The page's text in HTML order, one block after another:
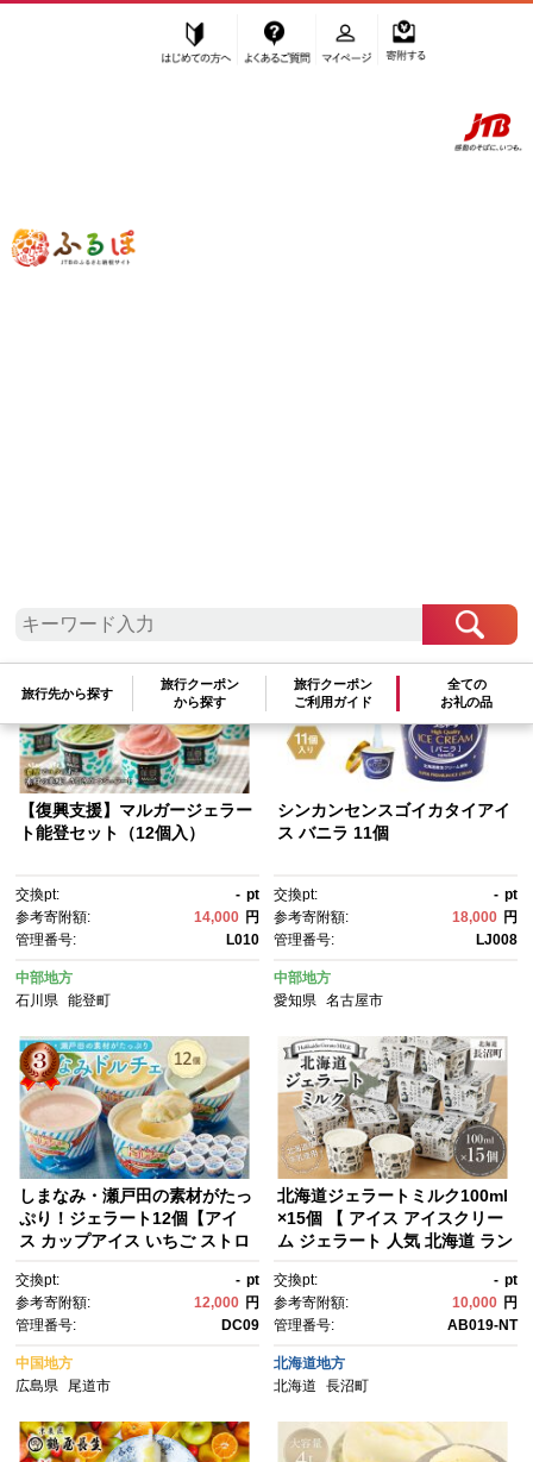
ふるぽ JTBのふるさと納税サイト
旅行先から探す
旅行クーポン
から探す
旅行クーポン
ご利用ガイド
全ての
お礼の品
「ふるさと納税」TOP
アイス・ヨーグルト
参考寄附額順
【復興支援】マルガージェラー
ト能登セット（12個入）
交換pt: - pt
参考寄附額:
14,000 円
管理番号:
L010
中部地方
石川県
能登町
シンカンセンスゴイカタイアイ
ス バニラ 11個
交換pt: - pt
参考寄附額:
18,000 円
管理番号:
LJ008
中部地方
愛知県 名古屋市
しまなみ・瀬戸田の素材がたっ
ぷり！ジェラート12個【アイ
ス カップアイス いちご ストロ
モン シャーベット バニラ 抹
茶 キャラメル みかん 桃 バナ
ナ イチジク アイスクリーム ジ
ェラート スイーツ アイス 広島
県 尾道市】
交換pt: - pt
参考寄附額:
12,000 円
管理番号:
DC09
中国地方
広島県
尾道市
北海道ジェラートミルク100ml
×15個 【 アイス アイスクリー
ム ジェラート 人気 北海道 ラン
イスクリームセット スイー
ツ お菓子 洋菓子 デザート デザ
ートカップ デザートアイス 】
交換pt: - pt
参考寄附額:
10,000 円
管理番号:
AB019-NT
北海道地方
北海道
長沼町